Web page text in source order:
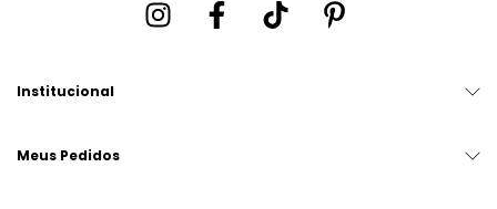
Institucional
Meus Pedidos